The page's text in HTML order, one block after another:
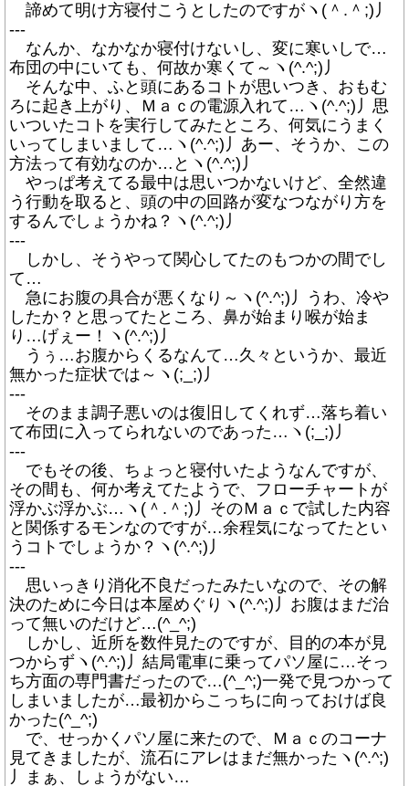
諦めて明け方寝付こうとしたのですがヽ(＾.＾;)丿
---
なんか、なかなか寝付けないし、変に寒いしで…
布団の中にいても、何故か寒くて～ヽ(^.^;)丿
そんな中、ふと頭にあるコトが思いつき、おもむ
ろに起き上がり、Ｍａｃの電源入れて…ヽ(^.^;)丿思
いついたコトを実行してみたところ、何気にうまく
いってしまいまして…ヽ(^.^;)丿あー、そうか、この
方法って有効なのか…とヽ(^.^;)丿
やっぱ考えてる最中は思いつかないけど、全然違
う行動を取ると、頭の中の回路が変なつながり方を
するんでしょうかね？ヽ(^.^;)丿
---
しかし、そうやって関心してたのもつかの間でし
て…
急にお腹の具合が悪くなり～ヽ(^.^;)丿うわ、冷や
したか？と思ってたところ、鼻が始まり喉が始ま
り…げぇー！ヽ(^.^;)丿
うぅ…お腹からくるなんて…久々というか、最近
無かった症状では～ヽ(;_;)丿
---
そのまま調子悪いのは復旧してくれず…落ち着い
て布団に入ってられないのであった…ヽ(;_;)丿
---
でもその後、ちょっと寝付いたようなんですが、
その間も、何か考えてたようで、フローチャートが
浮かぶ浮かぶ…ヽ(＾.＾;)丿そのＭａｃで試した内容
と関係するモンなのですが…余程気になってたとい
うコトでしょうか？ヽ(^.^;)丿
---
思いっきり消化不良だったみたいなので、その解
決のために今日は本屋めぐりヽ(^.^;)丿お腹はまだ治
って無いのだけど…(^_^;)
しかし、近所を数件見たのですが、目的の本が見
つからずヽ(^.^;)丿結局電車に乗ってパソ屋に…そっ
ち方面の専門書だったので…(^_^;)一発で見つかって
しまいましたが…最初からこっちに向っておけば良
かった(^_^;)
で、せっかくパソ屋に来たので、Ｍａｃのコーナ
見てきましたが、流石にアレはまだ無かったヽ(^.^;)
丿まぁ、しょうがない…